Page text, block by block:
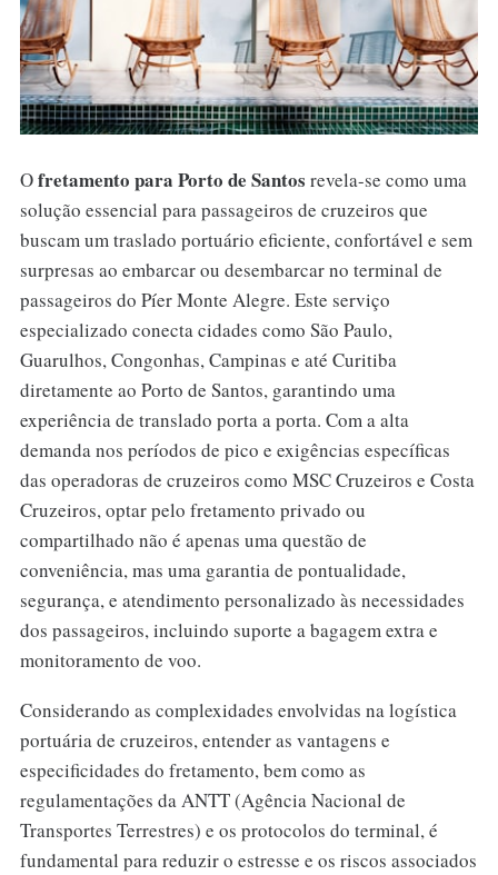
Ofretamento para Porto de Santos revela-se como uma
solução essencial para passageiros de cruzeiros que
buscam um traslado portuário eficiente, confortável e sem
surpresas ao embarcar ou desembarcar no terminal de
passageiros do Píer Monte Alegre. Este serviço
especializado conecta cidades como São Paulo,
Guarulhos, Congonhas, Campinas e até Curitiba
diretamente ao Porto de Santos, garantindo uma
experiência de translado porta a porta. Com a alta
demanda nos períodos de pico e exigências específicas
das operadoras de cruzeiros como MSC Cruzeiros e Costa
Cruzeiros, optar pelo fretamento privado ou
compartilhado não é apenas uma questão de
conveniência, mas uma garantia de pontualidade,
segurança, e atendimento personalizado às necessidades
dos passageiros, incluindo suporte a bagagem extra e
monitoramento de voo.
Considerando as complexidades envolvidas na logística
portuária de cruzeiros, entender as vantagens e
especificidades do fretamento, bem como as
regulamentações da ANTT (Agência Nacional de
Transportes Terrestres) e os protocolos do terminal, é
fundamental para reduzir o estresse e os riscos associados